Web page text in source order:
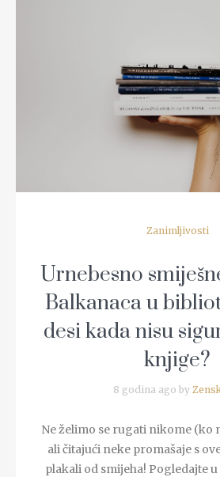
READ MORE
Zanimljivosti
Urnebesno
Balkanaca u
desi kada nisu
knjige?
8 godina ago by
Ne želimo se rugati nikome (ko
ali čitajući neke promašaje s
plakali od smijeha! Pogledajte